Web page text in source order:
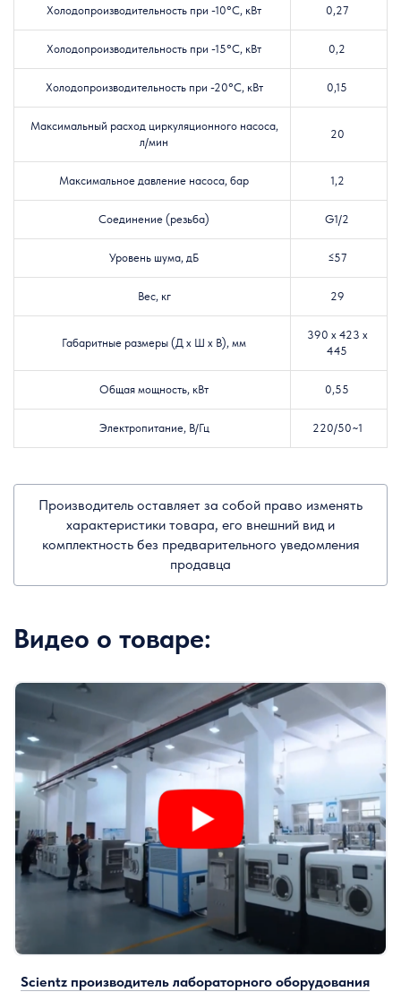
Холодопроизводительность при -10°C, кВт 0,27
Холодопроизводительность при -15°C, кВт 0,2
Холодопроизводительность при -20°C, кВт 0,15
Максимальный расход циркуляционного насоса,
л/мин
20
Максимальное давление насоса, бар 1,2
Соединение (резьба) G1/2
Уровень шума, дБ ≤57
Вес, кг 29
Габаритные размеры (Д х Ш х В), мм
390 х 423 х
445
Общая мощность, кВт 0,55
Электропитание, В/Гц 220/50~1
Производитель оставляет за собой право изменять
характеристики товара, его внешний вид и
комплектность без предварительного уведомления
продавца
Видео о товаре:
Scientz производитель лабораторного оборудования